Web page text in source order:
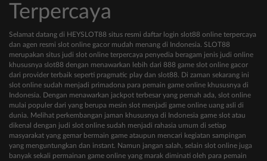
Terpercaya
Selamat datang di HEYSLOT88 situs resmi daftar login slot88 online terpercaya
dan agen resmi slot online gacor mudah menang di Indonesia. SLOT88
merupakan situs judi slot online terpercaya penyedia beragam jenis judi online
khususnya slot88 dengan menawarkan lebih dari 888 game slot online gacor
dari provider terbaik seperti pragmatic play dan slot88. Di zaman sekarang ini
slot online sudah menjadi primadona para pemain game online khususnya di
Indonesia. Dengan menawarkan jackpot terbesar yang pernah ada, slot online
mulai populer dari yang berupa mesin slot menjadi game online uang asli di
dunia. Melihat perkembangan jaman khususnya di Indonesia game slot atau
dikenal dengan judi slot online sudah menjadi rahasia umum di setiap
masyarakat yang gemar bermain game ataupun mencari kegiatan sampingan
yang menguntungkan dan instant. Namun jangan salah, selain slot online juga
banyak sekali permainan game online yang marak diminati oleh para pemain